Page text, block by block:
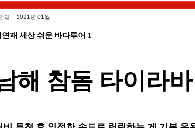
일 : 2021년 01월